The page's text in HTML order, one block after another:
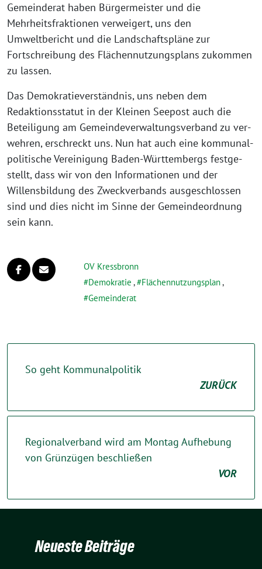
Gemeinderat haben Bürgermeister und die
Mehrheitsfraktionen ver­wei­gert, uns den
Umweltbericht und die Landschaftspläne zur
Fortschreibung des Flächennutzungsplans zukom­men
zu lassen.
Das Demokratieverständnis, uns neben dem
Redaktionsstatut in der Kleinen Seepost auch die
Beteiligung am Gemeindeverwaltungsverband zu ver­
weh­ren, erschreckt uns. Nun hat auch eine kom­mu­nal­
po­li­ti­sche Vereinigung Baden-Württembergs fest­ge­
stellt, dass wir von den Informationen und der
Willensbildung des Zweckverbands aus­ge­schlos­sen
sind und dies nicht im Sinne der Gemeindeordnung
sein kann.
OV Kressbronn
Demokratie , Flächennutzungsplan,
Gemeinderat
So geht Kommunalpolitik
ZURÜCK
Regionalverband wird am Montag Aufhebung
von Grünzügen beschließen
VOR
Neueste Beiträge